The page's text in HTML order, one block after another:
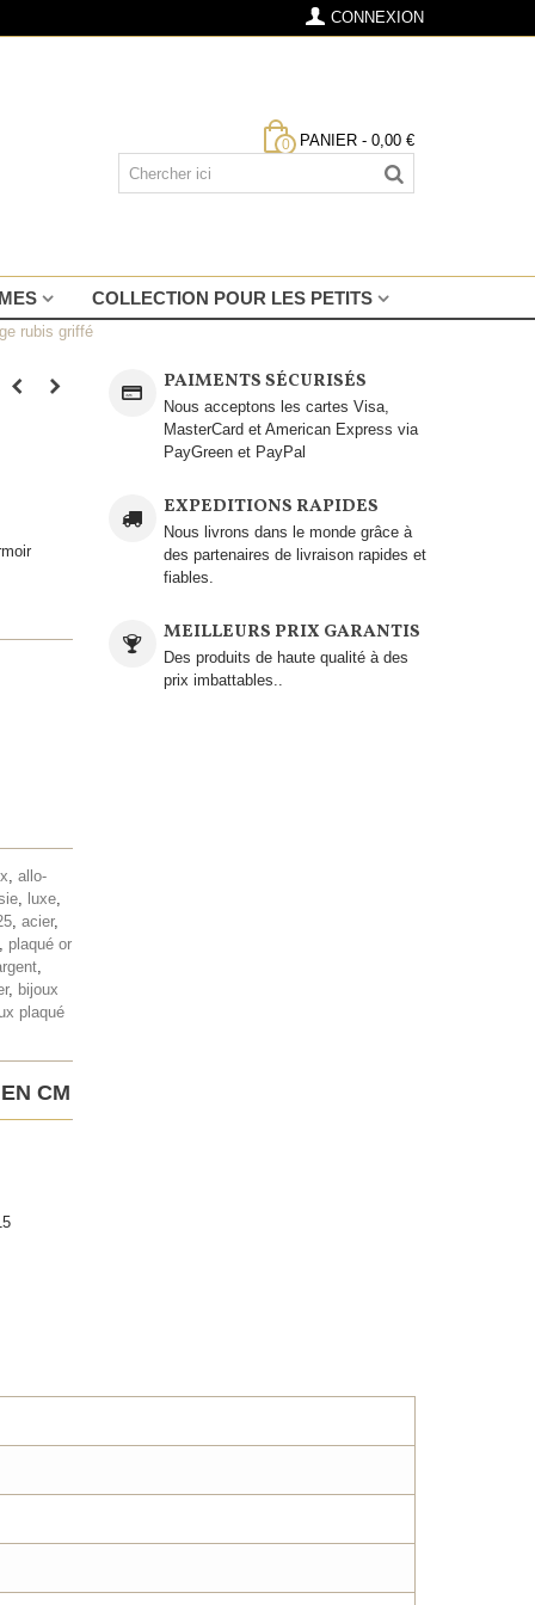
CONNEXION
0 PANIER - 0,00 €
COLLECTION POUR LES PETITS
rubis griffé
, allo-
, luxe,
, acier,
plaqué or
,
, bijoux
plaqué
CM
PAIMENTS SÉCURISÉS
Nous acceptons les cartes Visa,
MasterCard et American Express via
PayGreen et PayPal
EXPEDITIONS RAPIDES
Nous livrons dans le monde grâce à
des partenaires de livraison rapides et
fiables.
MEILLEURS PRIX GARANTIS
Des produits de haute qualité à des
prix imbattables..